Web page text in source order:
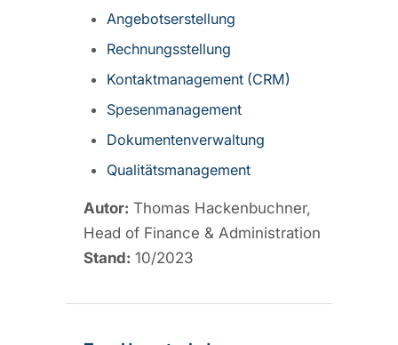
Angebotserstellung
Rechnungsstellung
Kontaktmanagement (CRM)
Spesenmanagement
Dokumentenverwaltung
Qualitätsmanagement
Autor: Thomas Hackenbuchner,
Head of Finance & Administration
Stand: 10/2023